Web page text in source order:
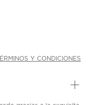
Y CONDICIONES